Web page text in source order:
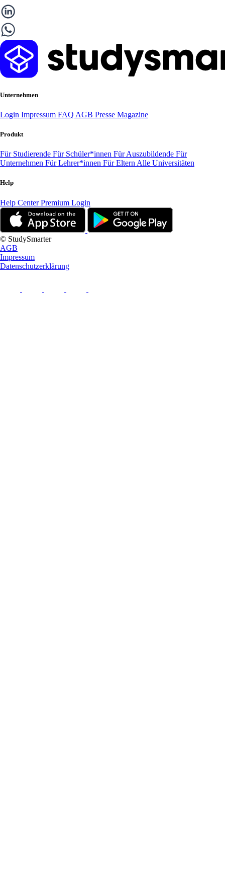
Unternehmen
Login Impressum FAQ AGB Presse Magazine
Produkt
Für Studierende Für Schüler*innen Für Auszubildende Für
Unternehmen Für Lehrer*innen Für Eltern Alle Universitäten
Help
Help CenterPremium Login
© StudySmarter
AGB
Impressum
Datenschutzerklärung